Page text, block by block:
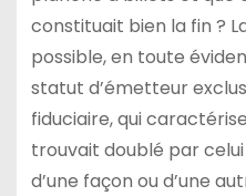
constituait bien la fin ?
possible, en toute
statut d’émetteur
fiduciaire, qui
trouvait doublé par
d’une façon ou d’une